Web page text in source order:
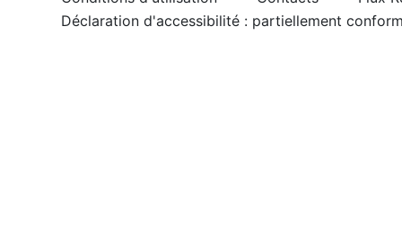
Déclaration d'accessibilité : partiellement